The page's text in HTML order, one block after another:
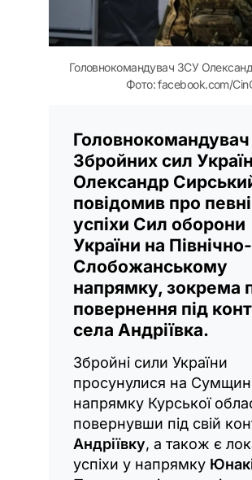
Головнокомандувач ЗСУ
Фото: facebook.com/
Головнокомандувач
Збройних сил
Олександр
повідомив про певні
успіхи Сил оборони
України на Північно-
Слобожанському
напрямку, зокрема
повернення під
села Андріївка.
Збройні сили України
просунулися на
напрямку Курської
повернувши під свій
Андріївку, а також є
успіхи у напрямку